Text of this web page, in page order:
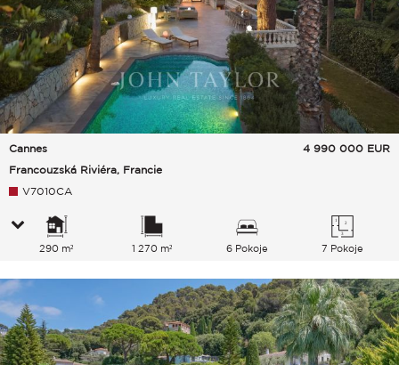
Cannes
Francouzská Riviéra, Francie
4 990 000 EUR
V7010CA
290 m² 1 270 m² 6 Pokoje 7 Pokoje